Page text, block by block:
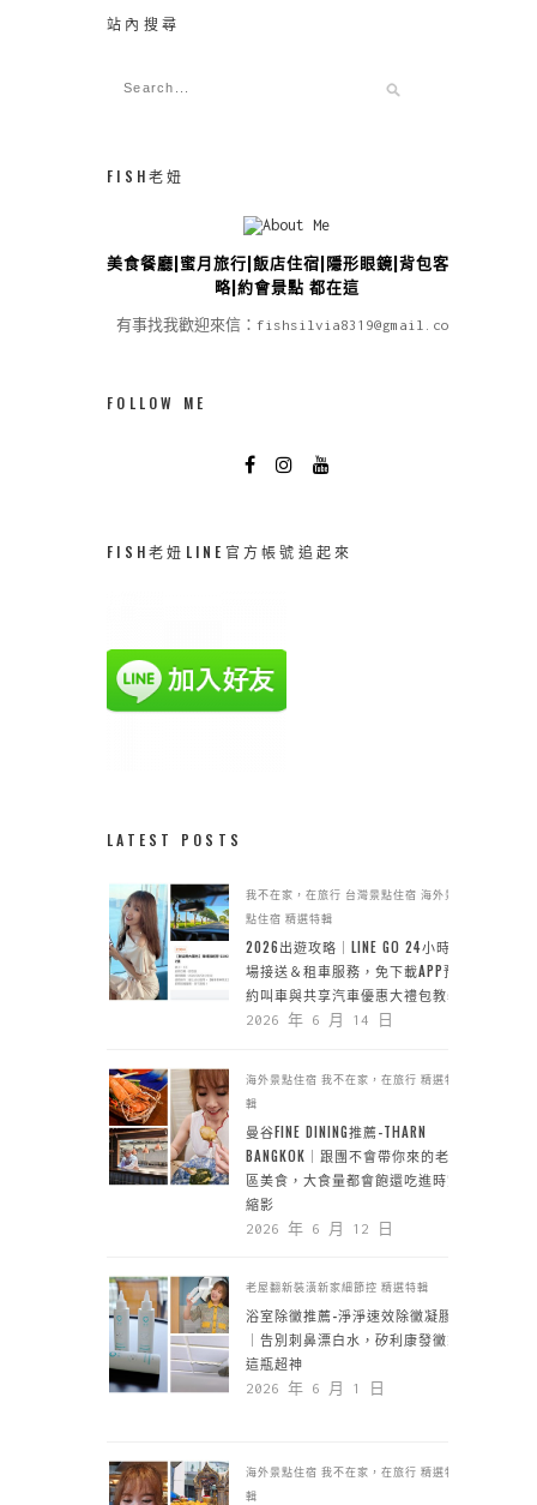
站內搜尋
FISH老妞
美食餐廳|蜜月旅行|飯店住宿|隱形眼鏡|背包客攻
略|約會景點 都在這
有事找我歡迎來信：fishsilvia8319@gmail.com
FOLLOW ME
FISH老妞LINE官方帳號追起來
LATEST POSTS
我不在家，在旅行 台灣景點住宿 海外景
點住宿 精選特輯
2026出遊攻略｜LINE GO 24小時機
場接送＆租車服務，免下載APP預
約叫車與共享汽車優惠大禮包教學
2026 年 6 月 14 日
海外景點住宿 我不在家，在旅行 精選特
輯
曼谷FINE DINING推薦-THARN
BANGKOK｜跟團不會帶你來的老城
區美食，大食量都會飽還吃進時空
縮影
2026 年 6 月 12 日
老屋翻新裝潢新家細節控 精選特輯
浴室除黴推薦-淨淨速效除黴凝膠
｜告別刺鼻漂白水，矽利康發黴靠
這瓶超神
2026 年 6 月 1 日
海外景點住宿 我不在家，在旅行 精選特
輯